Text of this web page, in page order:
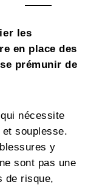
les
en place des
prémunir de
nécessite
souplesse.
y
sont pas une
de risque,